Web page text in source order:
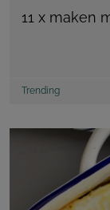
11 x maken
Trending